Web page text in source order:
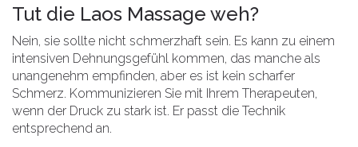
Tut die Laos Massage weh?
Nein, sie sollte nicht schmerzhaft sein. Es kann zu einem
intensiven Dehnungsgefühl kommen, das manche als
unangenehm empfinden, aber es ist kein scharfer
Schmerz. Kommunizieren Sie mit Ihrem Therapeuten,
wenn der Druck zu stark ist. Er passt die Technik
entsprechend an.